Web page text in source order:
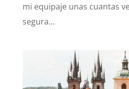
mi equipaje unas cuantas
segura...